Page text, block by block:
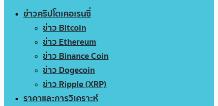
ข่าวคริปโตเคอเรนซี่
ข่าว Bitcoin
ข่าว Ethereum
ข่าว Binance Coin
ข่าว Dogecoin
ข่าว Ripple (XRP)
ราคาและการวิเคราะห์